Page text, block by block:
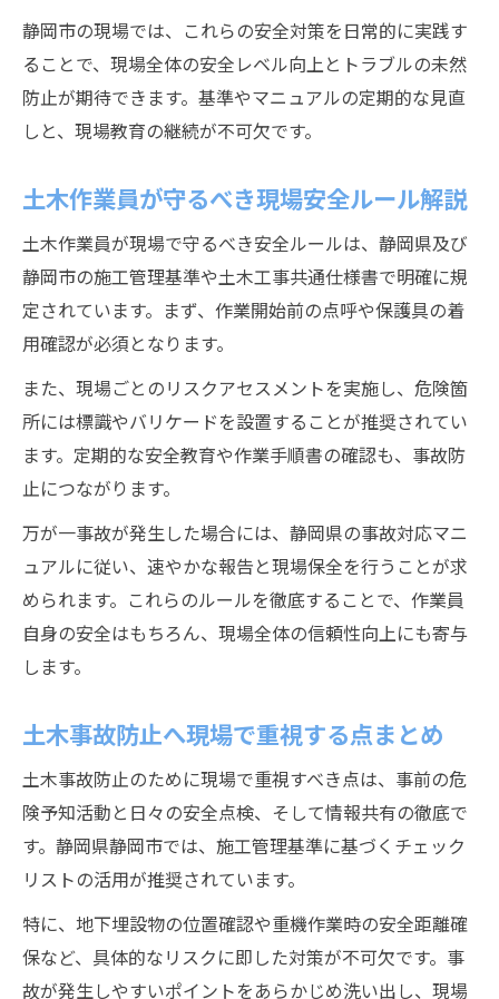
土木工事現場管理者が守る安全運用要領
事故発生時の土木現場対応フロー解説
再発防止へ土木工事現場で取るべき措置
静岡県の基準に沿った安全報告様式の活用
静岡市の現場では、これらの安全対策を日常的に実践す
ることで、現場全体の安全レベル向上とトラブルの未然
防止が期待できます。基準やマニュアルの定期的な見直
しと、現場教育の継続が不可欠です。
土木作業員が守るべき現場安全ルール解説
土木作業員が現場で守るべき安全ルールは、静岡県及び
静岡市の施工管理基準や土木工事共通仕様書で明確に規
定されています。まず、作業開始前の点呼や保護具の着
用確認が必須となります。
また、現場ごとのリスクアセスメントを実施し、危険箇
所には標識やバリケードを設置することが推奨されてい
ます。定期的な安全教育や作業手順書の確認も、事故防
止につながります。
万が一事故が発生した場合には、静岡県の事故対応マニ
ュアルに従い、速やかな報告と現場保全を行うことが求
められます。これらのルールを徹底することで、作業員
自身の安全はもちろん、現場全体の信頼性向上にも寄与
します。
土木事故防止へ現場で重視する点まとめ
土木事故防止のために現場で重視すべき点は、事前の危
険予知活動と日々の安全点検、そして情報共有の徹底で
す。静岡県静岡市では、施工管理基準に基づくチェック
リストの活用が推奨されています。
特に、地下埋設物の位置確認や重機作業時の安全距離確
保など、具体的なリスクに即した対策が不可欠です。事
故が発生しやすいポイントをあらかじめ洗い出し、現場